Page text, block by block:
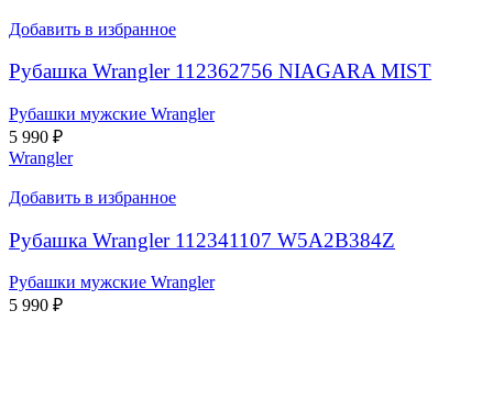
Добавить в избранное
Рубашка Wrangler 112362756 NIAGARA MIST
Рубашки мужские Wrangler
5 990 ₽
Wrangler
Добавить в избранное
Рубашка Wrangler 112341107 W5A2B384Z
Рубашки мужские Wrangler
5 990 ₽